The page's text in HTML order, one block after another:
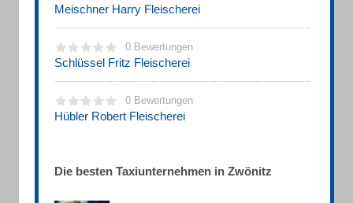
Meischner Harry Fleischerei
0 Bewertungen
Schlüssel Fritz Fleischerei
0 Bewertungen
Hübler Robert Fleischerei
Die besten Taxiunternehmen in Zwönitz